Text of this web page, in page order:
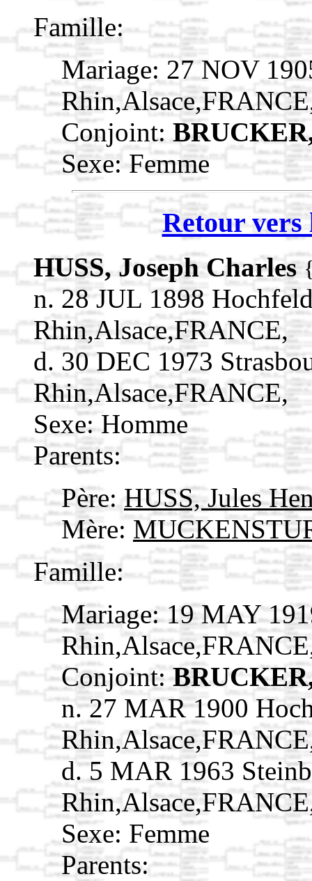
Famille:
Mariage: 27 NOV
Conjoint:
Sexe: Femme
Retour vers
HUSS, Joseph Charles
n. 28 JUL 1898
Rhin,Alsace,FRANCE,
d. 30 DEC 1973
Rhin,Alsace,FRANCE,
Sexe: Homme
Parents:
Père:HUSS, Jules
Mère:
Famille:
Mariage: 19 MAY
Conjoint:
n. 27 MAR 1900
d. 5 MAR 1963
Sexe: Femme
Parents: